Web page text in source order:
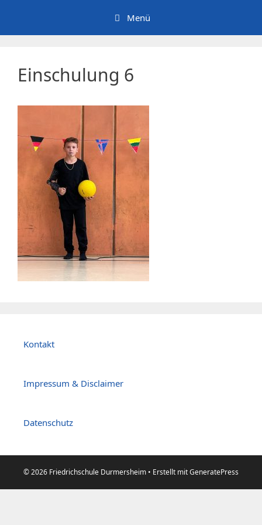
springen
Menü
Einschulung 6
Kontakt
Impressum & Disclaimer
Datenschutz
© 2026 Friedrichschule Durmersheim • Erstellt mitGeneratePress